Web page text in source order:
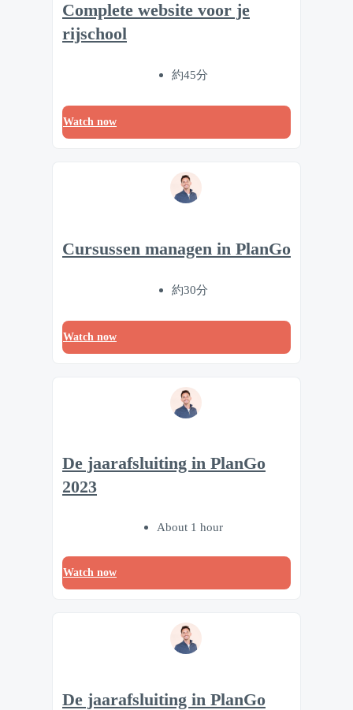
Complete website voor je
rijschool
約45分
Watch now
Cursussen managen in PlanGo
約30分
Watch now
De jaarafsluiting in PlanGo
2023
About 1 hour
Watch now
De jaarafsluiting in PlanGo